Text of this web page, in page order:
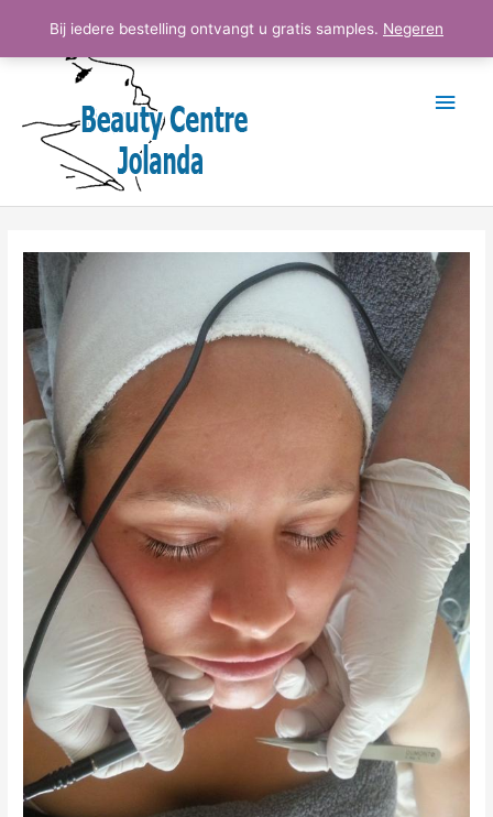
Bij iedere bestelling ontvangt u gratis samples. Negeren